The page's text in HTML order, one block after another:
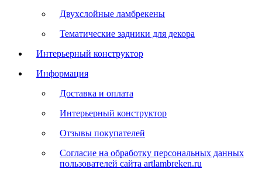
Двухслойные ламбрекены
Тематические задники для декора
Интерьерный конструктор
Информация
Доставка и оплата
Интерьерный конструктор
Отзывы покупателей
Согласие на обработку персональных данных
пользователей сайта artlambreken.ru